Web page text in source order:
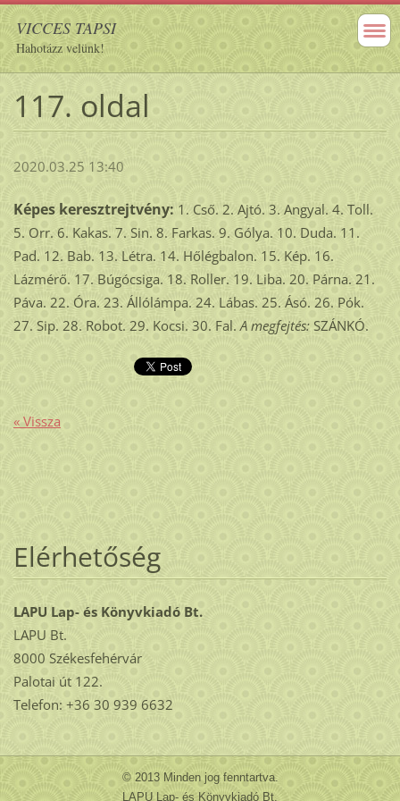
VICCES TAPSI
Hahotázz velünk!
117. oldal
2020.03.25 13:40
Képes keresztrejtvény: 1. Cső. 2. Ajtó. 3. Angyal. 4. Toll.
5. Orr. 6. Kakas. 7. Sin. 8. Farkas. 9. Gólya. 10. Duda. 11.
Pad. 12. Bab. 13. Létra. 14. Hőlégbalon. 15. Kép. 16.
Lázmérő. 17. Búgócsiga. 18. Roller. 19. Liba. 20. Párna. 21.
Páva. 22. Óra. 23. Állólámpa. 24. Lábas. 25. Ásó. 26. Pók.
27. Sip. 28. Robot. 29. Kocsi. 30. Fal.A megfejtés:SZÁNKÓ.
« Vissza
Elérhetőség
LAPU Lap- és Könyvkiadó Bt.
LAPU Bt.
8000 Székesfehérvár
Palotai út 122.
Telefon: +36 30 939 6632
© 2013 Minden jog fenntartva.
LAPU Lap- és Könyvkiadó Bt.